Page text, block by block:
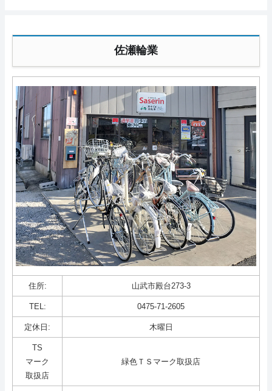
佐瀬輪業
住所: 山武市殿台273-3
TEL: 0475-71-2605
定休日: 木曜日
TS
マーク
取扱店
緑色ＴＳマーク取扱店